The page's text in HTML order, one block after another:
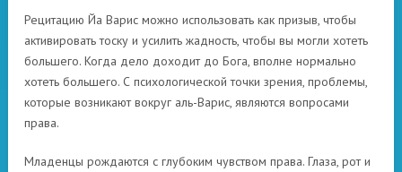
Рецитацию Йа Варис можно использовать как призыв, чтобы
активировать тоску и усилить жадность, чтобы вы могли хотеть
большего. Когда дело доходит до Бога, вполне нормально
хотеть большего. С психологической точки зрения, проблемы,
которые возникают вокруг аль-Варис, являются вопросами
права.
Младенцы рождаются с глубоким чувством права. Глаза, рот и